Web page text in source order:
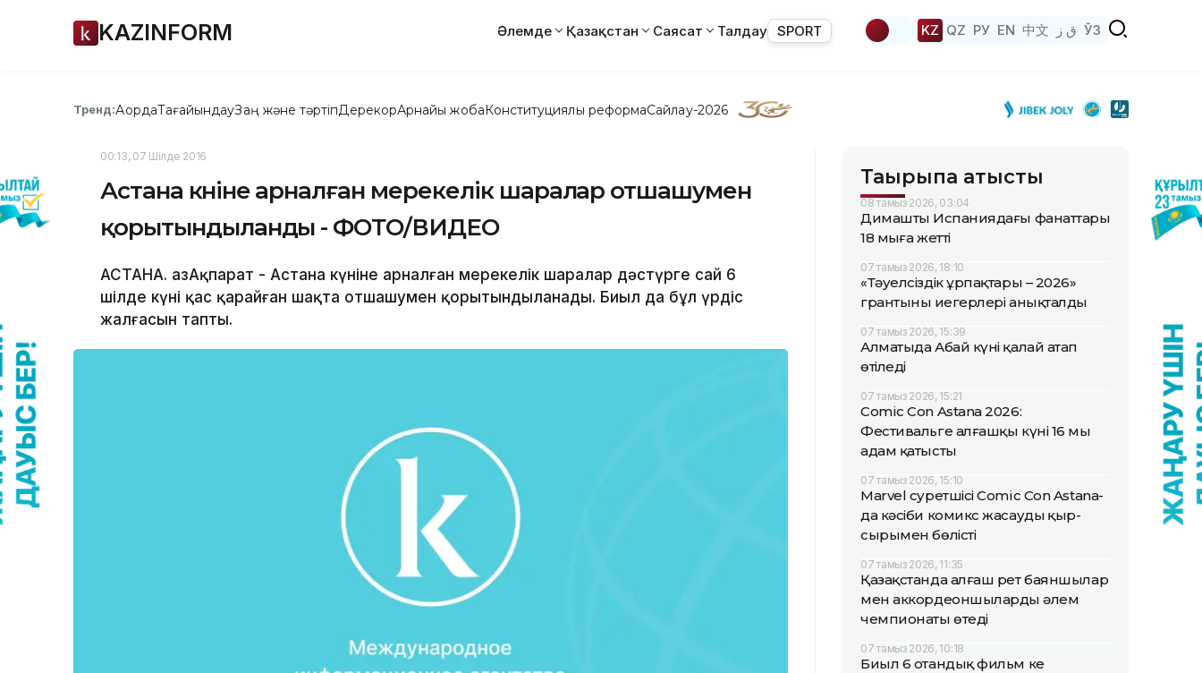
KAZINFORM Әлемде Қазақстан Саясат Талдау SPORT KZ QZ РУ EN 中文 ق ز ЎЗ
Тренд:АқордаТағайындауЗаң және тәртіпДерекқорАрнайы жобаКонституциялық реформаСайлау-2026
00:13, 07 Шілде 2016
Астана күніне арналған мерекелік шаралар отшашумен
қорытындыланды - ФОТО/ВИДЕО
АСТАНА. ҚазАқпарат - Астана күніне арналған мерекелік шаралар дәстүрге сай 6
шілде күні қас қарайған шақта отшашумен қорытындыланады. Биыл да бұл үрдіс
жалғасын тапты.
Тақырыпқа қатысты
08 тамыз 2026, 03:04
Димаштың Испаниядағы фанаттары
18 мыңға жетті
07 тамыз 2026, 18:10
«Тәуелсіздік ұрпақтары – 2026»
грантының иегерлері анықталды
07 тамыз 2026, 15:39
Алматыда Абай күні қалай атап
өтіледі
07 тамыз 2026, 15:21
Comic Con Astana 2026:
Фестивальге алғашқы күні 16 мың
адам қатысты
07 тамыз 2026, 15:10
Marvel суретшісі Comic Con Astana-
да кәсіби комикс жасаудың қыр-
сырымен бөлісті
07 тамыз 2026, 11:35
Қазақстанда алғаш рет баяншылар
мен аккордеоншылардың әлем
чемпионаты өтеді
07 тамыз 2026, 10:18
Биыл 6 отандық фильм кең